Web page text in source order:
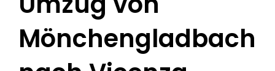
Mönchengladbach